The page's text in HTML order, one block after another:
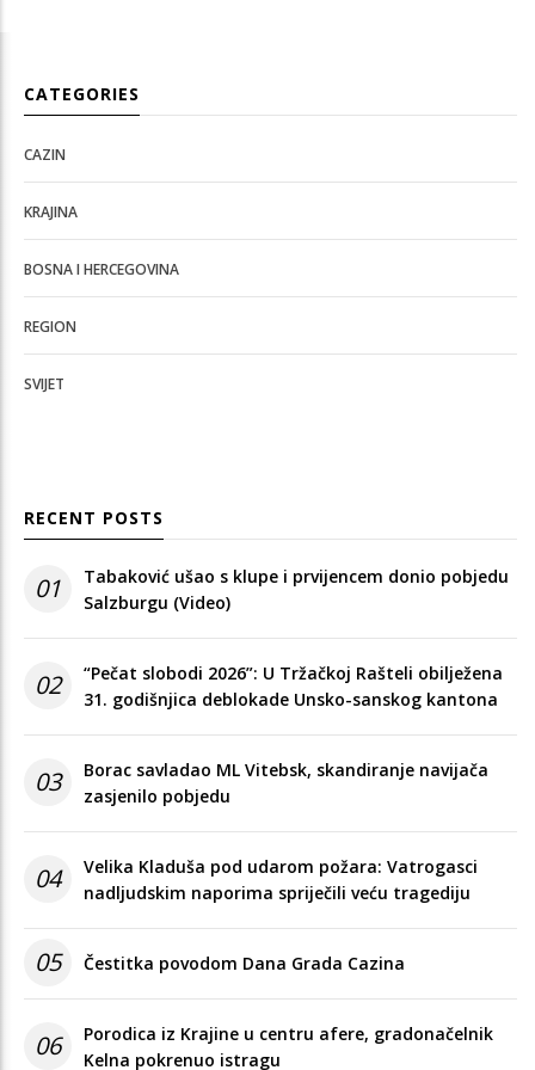
CATEGORIES
CAZIN
KRAJINA
BOSNA I HERCEGOVINA
REGION
SVIJET
RECENT POSTS
01
Tabaković ušao s klupe i prvijencem donio pobjedu
Salzburgu (Video)
02
“Pečat slobodi 2026”: U Tržačkoj Rašteli obilježena
31. godišnjica deblokade Unsko-sanskog kantona
03
Borac savladao ML Vitebsk, skandiranje navijača
zasjenilo pobjedu
04
Velika Kladuša pod udarom požara: Vatrogasci
nadljudskim naporima spriječili veću tragediju
05 Čestitka povodom Dana Grada Cazina
06
Porodica iz Krajine u centru afere, gradonačelnik
Kelna pokrenuo istragu